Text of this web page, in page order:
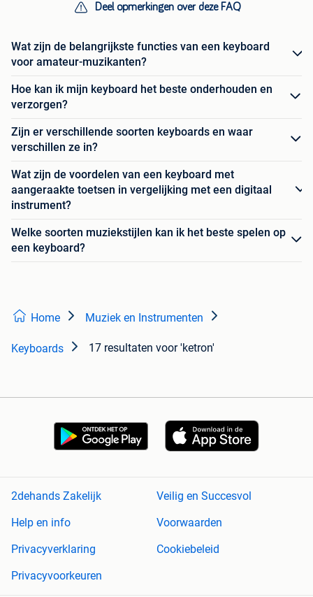
Deel opmerkingen over deze FAQ
Wat zijn de belangrijkste functies van een keyboard
voor amateur-muzikanten?
Hoe kan ik mijn keyboard het beste onderhouden en
verzorgen?
Zijn er verschillende soorten keyboards en waar
verschillen ze in?
Wat zijn de voordelen van een keyboard met
aangeraakte toetsen in vergelijking met een digitaal
instrument?
Welke soorten muziekstijlen kan ik het beste spelen op
een keyboard?
Home Muziek en Instrumenten
Keyboards 17 resultaten voor 'ketron'
2dehands Zakelijk
Veilig en Succesvol
Help en info
Voorwaarden
Privacyverklaring
Cookiebeleid
Privacyvoorkeuren